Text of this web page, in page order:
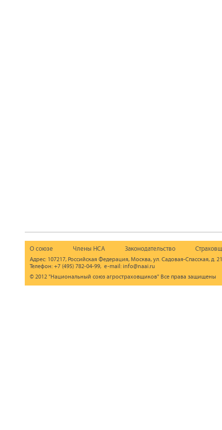
О союзе Члены НСА Законодательство
Адрес: 107217, Российская Федерация, Москва, ул. Садовая-Спасская, д.
Телефон: +7 (495) 782-04-99, e-mail: info@naai.ru
© 2012 "Национальный союз агростраховщиков" Все права защищены